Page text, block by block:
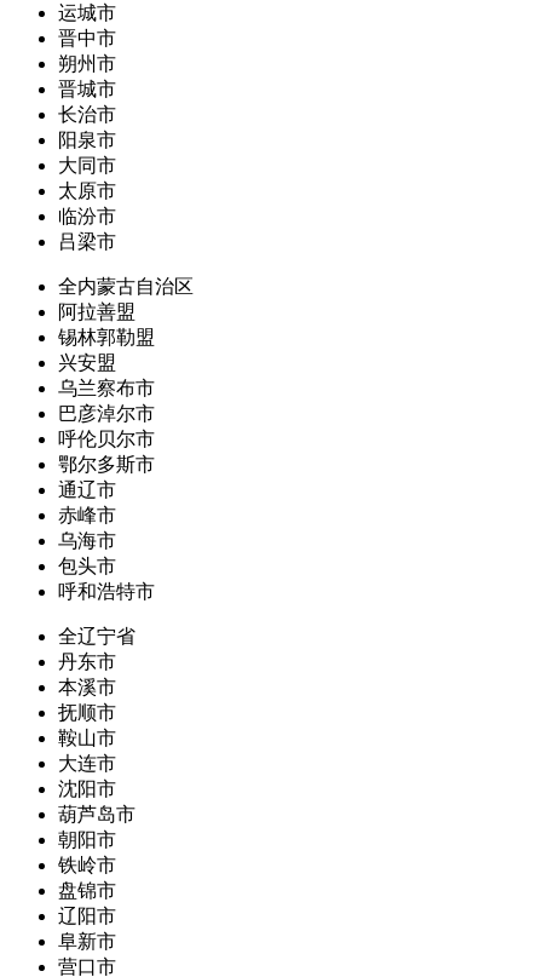
运城市
晋中市
朔州市
晋城市
长治市
阳泉市
大同市
太原市
临汾市
吕梁市
全内蒙古自治区
阿拉善盟
锡林郭勒盟
兴安盟
乌兰察布市
巴彦淖尔市
呼伦贝尔市
鄂尔多斯市
通辽市
赤峰市
乌海市
包头市
呼和浩特市
全辽宁省
丹东市
本溪市
抚顺市
鞍山市
大连市
沈阳市
葫芦岛市
朝阳市
铁岭市
盘锦市
辽阳市
阜新市
营口市